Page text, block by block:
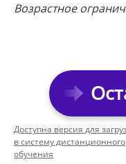
Доступна версия для
в систему дистанционного
обучения
Возрастное